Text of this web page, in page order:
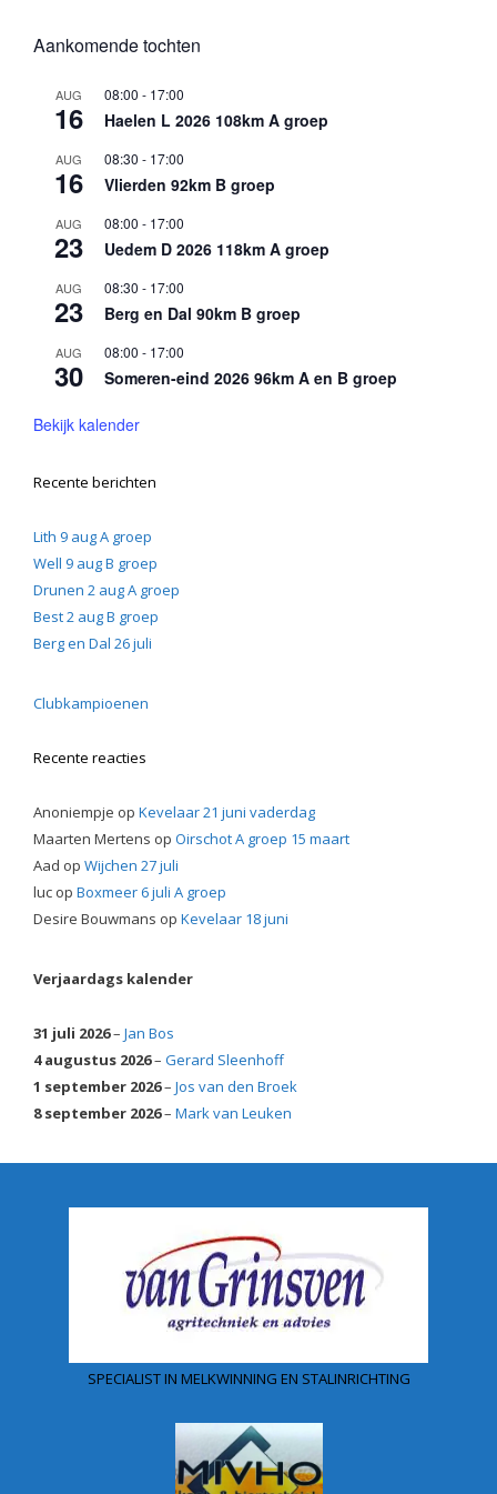
Aankomende tochten
AUG
16
08:00 - 17:00
Haelen L 2026 108km A groep
AUG
16
08:30 - 17:00
Vlierden 92km B groep
AUG
23
08:00 - 17:00
Uedem D 2026 118km A groep
AUG
23
08:30 - 17:00
Berg en Dal 90km B groep
AUG
30
08:00 - 17:00
Someren-eind 2026 96km A en B groep
Bekijk kalender
Recente berichten
Lith 9 aug A groep
Well 9 aug B groep
Drunen 2 aug A groep
Best 2 aug B groep
Berg en Dal 26 juli
Clubkampioenen
Recente reacties
Anoniempje op Kevelaar 21 juni vaderdag
Maarten Mertens op Oirschot A groep 15 maart
Aad op Wijchen 27 juli
luc op Boxmeer 6 juli A groep
Desire Bouwmans op Kevelaar 18 juni
Verjaardags kalender
31 juli 2026– Jan Bos
4 augustus 2026– Gerard Sleenhoff
1 september 2026– Jos van den Broek
8 september 2026– Mark van Leuken
SPECIALIST IN MELKWINNING EN STALINRICHTING